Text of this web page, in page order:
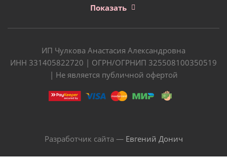
Показать
ИП Чулкова Анастасия Александровна
ИНН 331405822720 | ОГРН/ОГРНИП 325508100350519
| Не является публичной офертой
Разработчик сайта — Евгений Донич